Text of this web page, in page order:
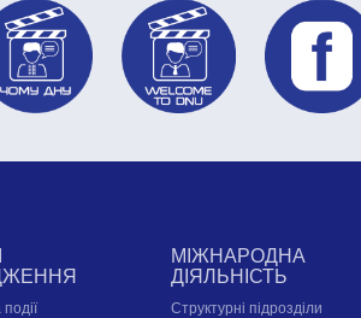
МІЖНАРОДНА
ДІЯЛЬНІСТЬ
Структурні підрозділи